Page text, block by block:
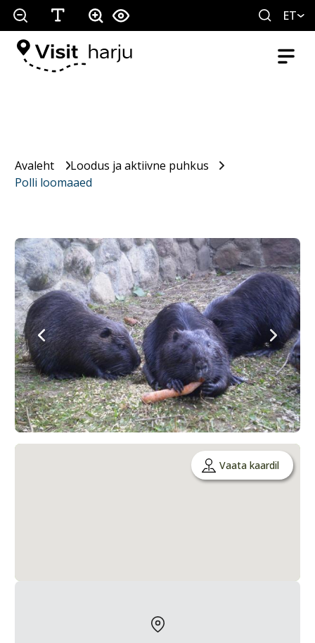
ET
Avaleht
Loodus ja aktiivne puhkus
Polli loomaaed
Vaata kaardil